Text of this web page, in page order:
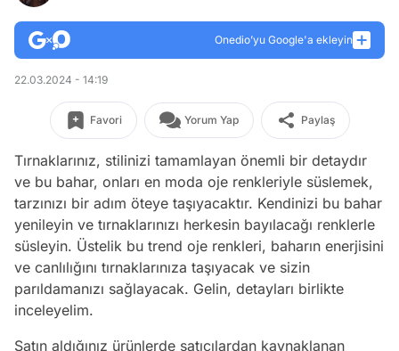
Onedio’yu Google'a ekleyin
22.03.2024 - 14:19
Favori Yorum Yap Paylaş
Tırnaklarınız, stilinizi tamamlayan önemli bir detaydır
ve bu bahar, onları en moda oje renkleriyle süslemek,
tarzınızı bir adım öteye taşıyacaktır. Kendinizi bu bahar
yenileyin ve tırnaklarınızı herkesin bayılacağı renklerle
süsleyin. Üstelik bu trend oje renkleri, baharın enerjisini
ve canlılığını tırnaklarınıza taşıyacak ve sizin
parıldamanızı sağlayacak. Gelin, detayları birlikte
inceleyelim.
Satın aldığınız ürünlerde satıcılardan kaynaklanan